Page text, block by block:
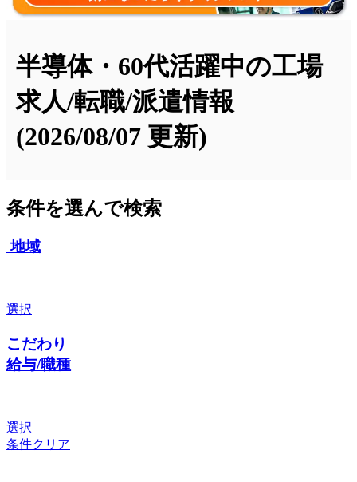
半導体・60代活躍中の工場
求人/転職/派遣情報
(2026/08/07 更新)
条件を選んで検索
地域
選択
こだわり
給与/職種
選択
条件クリア